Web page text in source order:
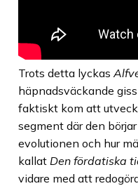
Trots detta lyckas
häpnadsväckande
faktiskt kom att
segment där den
evolutionen och hur
kallat Den fördatiska
vidare med att